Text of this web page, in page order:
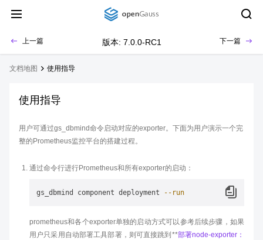
上一篇 版本: 7.0.0-RC1 下一篇
文档地图 使用指导
使用指导
用户可通过gs_dbmind命令启动对应的exporter。下面为用户演示一个完
整的Prometheus监控平台的搭建过程。
通过命令行进行Prometheus和所有exporter的启动：
gs_dbmind component deployment --run
prometheus和各个exporter单独的启动方式可以参考后续步骤，如果
用户只采用自动部署工具部署，则可直接跳到**部署node-exporter：